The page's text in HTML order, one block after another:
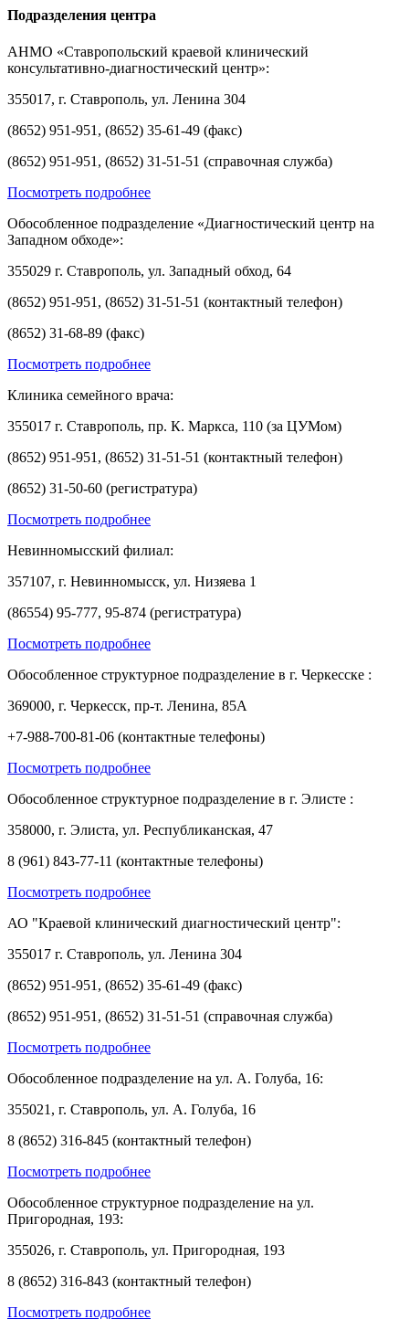
Подразделения центра
АНМО «Ставропольский краевой клинический
консультативно-диагностический центр»:
355017, г. Ставрополь, ул. Ленина 304
(8652) 951-951, (8652) 35-61-49 (факс)
(8652) 951-951, (8652) 31-51-51 (справочная служба)
Посмотреть подробнее
Обособленное подразделение «Диагностический центр на
Западном обходе»:
355029 г. Ставрополь, ул. Западный обход, 64
(8652) 951-951, (8652) 31-51-51 (контактный телефон)
(8652) 31-68-89 (факс)
Посмотреть подробнее
Клиника семейного врача:
355017 г. Ставрополь, пр. К. Маркса, 110 (за ЦУМом)
(8652) 951-951, (8652) 31-51-51 (контактный телефон)
(8652) 31-50-60 (регистратура)
Посмотреть подробнее
Невинномысский филиал:
357107, г. Невинномысск, ул. Низяева 1
(86554) 95-777, 95-874 (регистратура)
Посмотреть подробнее
Обособленное структурное подразделение в г. Черкесске :
369000, г. Черкесск, пр-т. Ленина, 85А
+7-988-700-81-06 (контактные телефоны)
Посмотреть подробнее
Обособленное структурное подразделение в г. Элисте :
358000, г. Элиста, ул. Республиканская, 47
8 (961) 843-77-11 (контактные телефоны)
Посмотреть подробнее
АО "Краевой клинический диагностический центр":
355017 г. Ставрополь, ул. Ленина 304
(8652) 951-951, (8652) 35-61-49 (факс)
(8652) 951-951, (8652) 31-51-51 (справочная служба)
Посмотреть подробнее
Обособленное подразделение на ул. А. Голуба, 16:
355021, г. Ставрополь, ул. А. Голуба, 16
8 (8652) 316-845 (контактный телефон)
Посмотреть подробнее
Обособленное структурное подразделение на ул.
Пригородная, 193:
355026, г. Ставрополь, ул. Пригородная, 193
8 (8652) 316-843 (контактный телефон)
Посмотреть подробнее